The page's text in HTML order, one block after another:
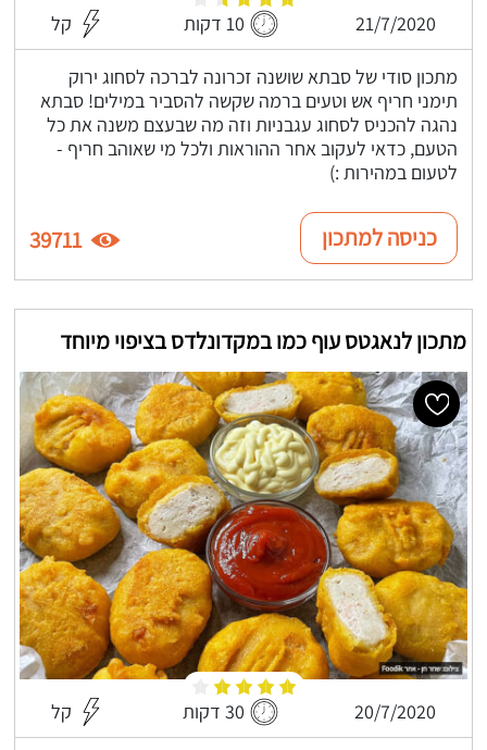
21/7/2020 10 דקות קל
מתכון סודי של סבתא שושנה זכרונה לברכה לסחוג ירוק
תימני חריף אש וטעים ברמה שקשה להסביר במילים! סבתא
נהגה להכניס לסחוג עגבניות וזה מה שבעצם משנה את כל
הטעם, כדאי לעקוב אחר ההוראות ולכל מי שאוהב חריף -
לטעום במהירות :)
כניסה למתכון 39711
מתכון לנאגטס עוף כמו במקדונלדס בציפוי מיוחד
20/7/2020 30 דקות קל